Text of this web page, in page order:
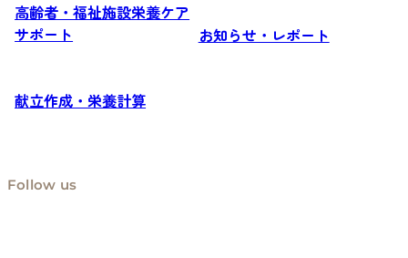
高齢者・福祉施設栄養ケア
サポート
献立作成・栄養計算
お知らせ・レポート
Follow us